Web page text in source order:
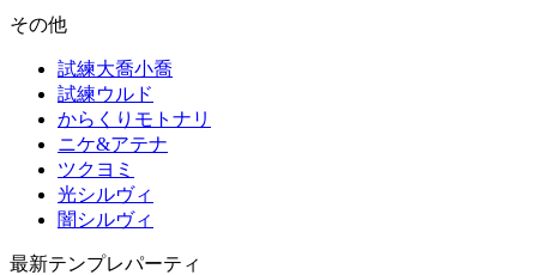
その他
試練大喬小喬
試練ウルド
からくりモトナリ
ニケ&アテナ
ツクヨミ
光シルヴィ
闇シルヴィ
最新テンプレパーティ